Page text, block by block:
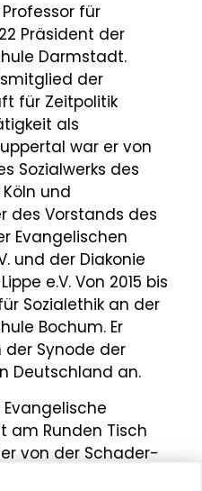
Professor für
Präsident der
Darmstadt.
der
für Zeitpolitik
als
war er von
Sozialwerks des
und
des Vorstands des
Evangelischen
und der Diakonie
e.V. Von 2015 bis
Sozialethik an der
Bochum. Er
Synode der
Deutschland an.
am Runden Tisch
von der Schader-